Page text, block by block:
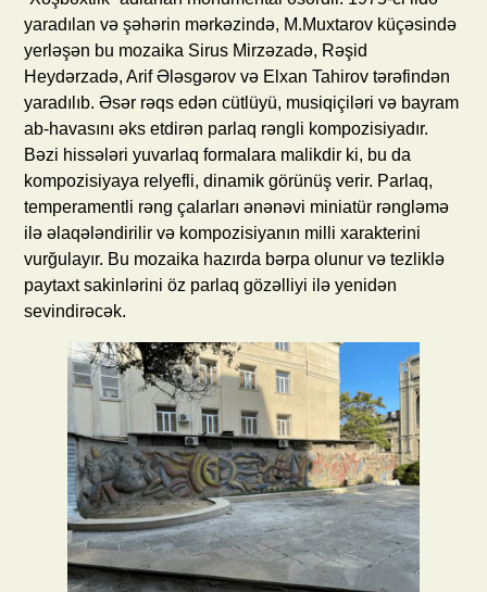
yaradılan və şəhərin mərkəzində, M.Muxtarov küçəsində
yerləşən bu mozaika Sirus Mirzəzadə, Rəşid
Heydərzadə, Arif Ələsgərov və Elxan Tahirov tərəfindən
yaradılıb. Əsər rəqs edən cütlüyü, musiqiçiləri və bayram
ab-havasını əks etdirən parlaq rəngli kompozisiyadır.
Bəzi hissələri yuvarlaq formalara malikdir ki, bu da
kompozisiyaya relyefli, dinamik görünüş verir. Parlaq,
temperamentli rəng çalarları ənənəvi miniatür rəngləmə
ilə əlaqələndirilir və kompozisiyanın milli xarakterini
vurğulayır. Bu mozaika hazırda bərpa olunur və tezliklə
paytaxt sakinlərini öz parlaq gözəlliyi ilə yenidən
sevindirəcək.